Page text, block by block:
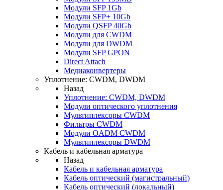
Модули SFP 1Gb
Модули SFP+ 10Gb
Модули QSFP 40Gb
Модули для CWDM
Модули для DWDM
Модули SFP GPON
Direct Attach
Медиаконвертеры
Уплотнение: CWDM, DWDM
Назад
Уплотнение: CWDM, DWDM
Модули оптического уплотнения
Мультиплексоры CWDM
Фильтры CWDM
Модули OADM CWDM
Мультиплексоры DWDM
Кабель и кабельная арматура
Назад
Кабель и кабельная арматура
Кабель оптический (магистральный)
Кабель оптический (локальный)